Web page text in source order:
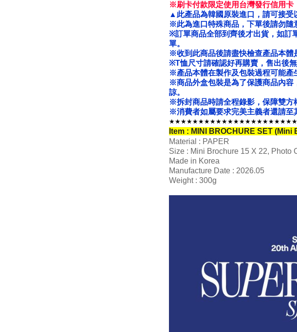
※刷卡付款限定使用台灣發行信用卡
▲此產品為韓國原裝進口，請可接受
※此為進口特殊商品，下單後請勿隨
※訂單商品全部到齊後才出貨，如訂
單。
※收到此商品後請盡快檢查產品本體
※T恤尺寸請確認好再購賣，售出後無
※產品本體在製作及包裝過程可能產
※商品外盒包裝是為了保護商品內容
諒。
※拆封商品時請全程錄影，保障雙方
※消費者如屬要求完美主義者還請至
Item : MINI BROCHURE SET
Material : PAPER
Size : Mini Brochure 15 X 22, Photo
Made in Korea
Manufacture Date : 2026.05
Weight : 300g